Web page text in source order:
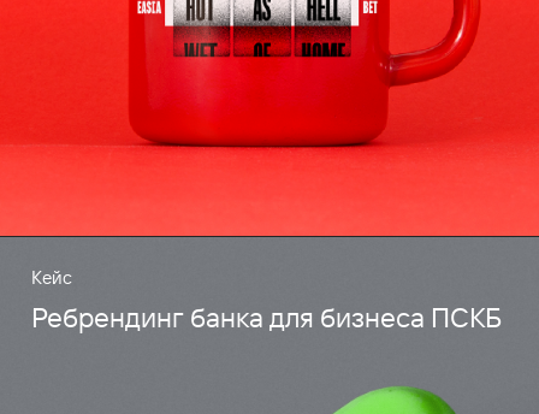
Кейс
Ребрендинг банка для бизнеса ПСКБ